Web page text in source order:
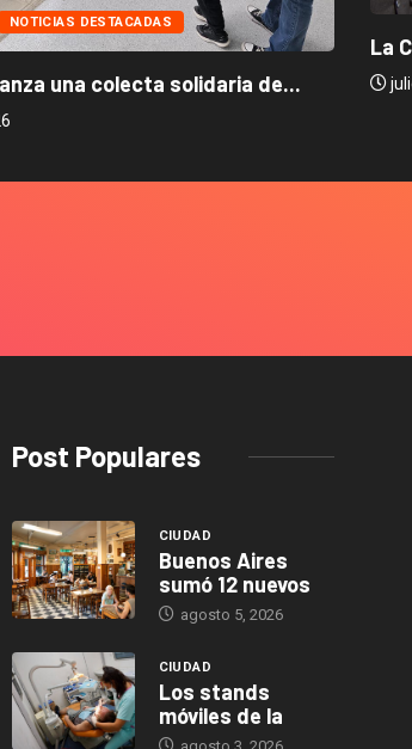
NOTICIAS DESTACADAS
una colecta solidaria de...
La
Post Populares
CIUDAD
Buenos Aires
sumó 12 nuevos
agosto 5, 2026
CIUDAD
Los stands
móviles de la